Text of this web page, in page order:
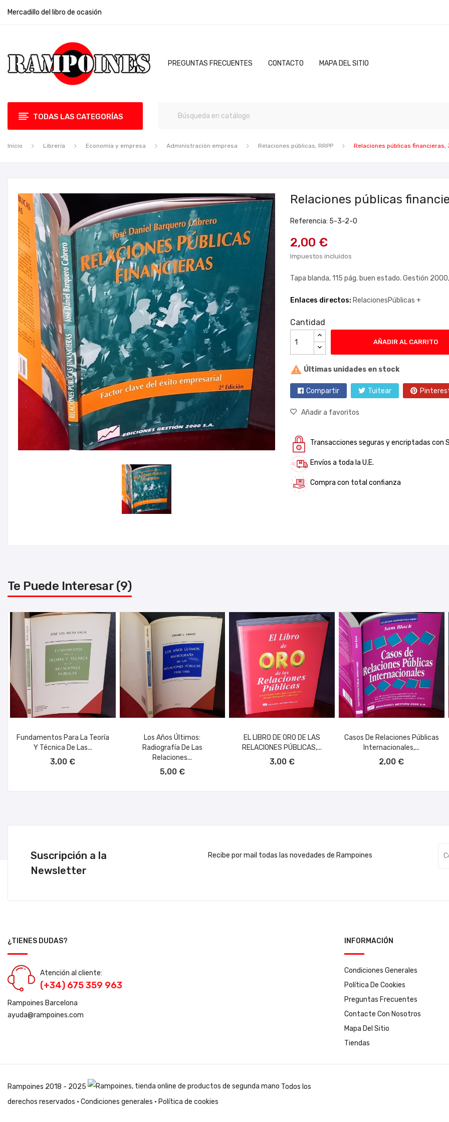
Mercadillo del libro de ocasión
PREGUNTAS FRECUENTES CONTACTO MAPA DEL SITIO
TODAS LAS CATEGORÍAS
Inicio Librería Economía y empresa Administración empresa Relaciones públicas, RRPP Relaciones públicas financieras,
Relaciones públicas
Referencia: 5-3-2-0
2,00 €
Impuestos incluidos
Tapa blanda, 115 pág. buen estado. Gestión
Enlaces directos: RelacionesPúblicas +
Cantidad
AÑADIR AL CARRITO
 Últimas unidades en stock
Compartir Tuitear
Añadir a favoritos
Transacciones seguras y encriptadas con
Envíos a toda la U.E.
Compra con total confianza
Te Puede Interesar (9)
Fundamentos Para La Teoría
Y Técnica De Las...
3,00 €
Los Años Últimos:
Radiografía De Las
Relaciones...
5,00 €
EL LIBRO DE ORO DE LAS
RELACIONES PÚBLICAS,...
3,00 €
Casos De Relaciones Públicas
Internacionales,...
2,00 €
Suscripción a la
Newsletter
Recibe por mail todas las novedades de Rampoines
¿TIENES DUDAS?
Atención al cliente:
(+34) 675 359 963
Rampoines Barcelona
ayuda@rampoines.com
INFORMACIÓN
Condiciones Generales
Política De Cookies
Preguntas Frecuentes
Contacte Con Nosotros
Mapa Del Sitio
Tiendas
Rampoines 2018 - 2025
Todos los
derechos reservados · Condiciones generales · Política de cookies